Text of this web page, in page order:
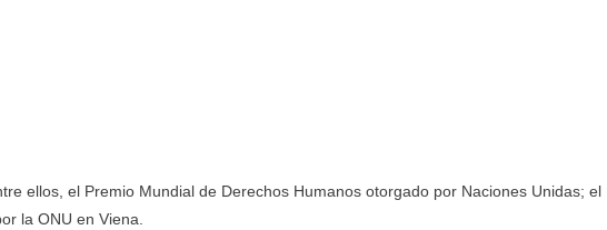
ellos, el Premio Mundial de Derechos Humanos otorgado por Naciones Unidas; el
la ONU en Viena.